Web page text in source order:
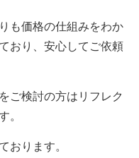
も価格の仕組みをわか
おり、安心してご依頼
ご検討の方は リフレク
。
おります。